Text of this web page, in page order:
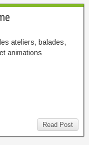
ateliers, balades,
animations
Read Post